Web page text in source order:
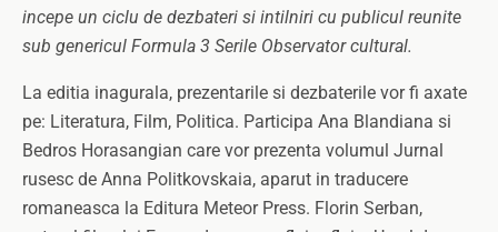
incepe un ciclu de dezbateri si intilniri cu publicul reunite
sub genericul Formula 3 Serile Observator cultural.
La editia inagurala, prezentarile si dezbaterile vor fi axate
pe: Literatura, Film, Politica. Participa Ana Blandiana si
Bedros Horasangian care vor prezenta volumul Jurnal
rusesc de Anna Politkovskaia, aparut in traducere
romaneasca la Editura Meteor Press. Florin Serban,